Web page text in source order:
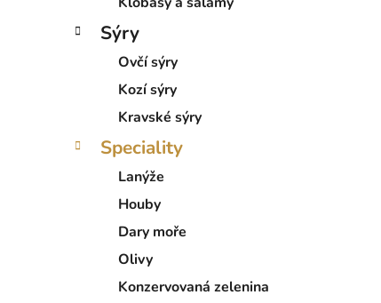
Sýry
Ovčí sýry
Kozí sýry
Kravské sýry
Speciality
Lanýže
Houby
Dary moře
Olivy
Konzervovaná zelenina